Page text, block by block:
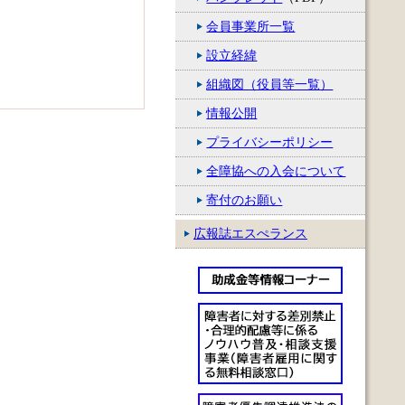
会員事業所一覧
設立経緯
組織図（役員等一覧）
情報公開
プライバシーポリシー
全障協への入会について
寄付のお願い
広報誌エスぺランス